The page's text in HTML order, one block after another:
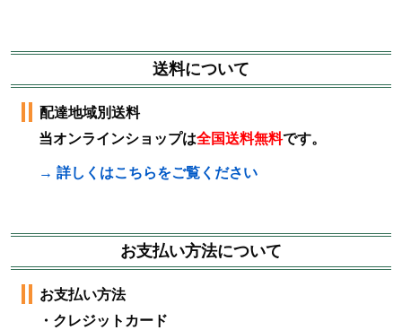
送料について
配達地域別送料
当オンラインショップは全国送料無料です。
→ 詳しくはこちらをご覧ください
お支払い方法について
お支払い方法
・クレジットカード